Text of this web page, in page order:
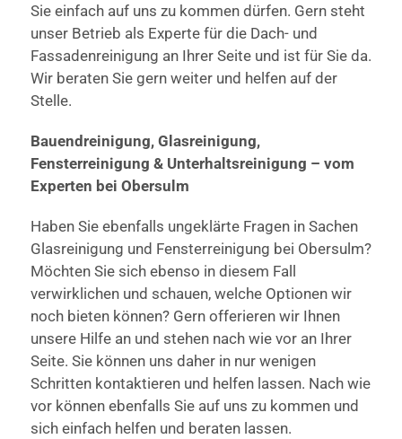
Sie einfach auf uns zu kommen dürfen. Gern steht
unser Betrieb als Experte für die Dach- und
Fassadenreinigung an Ihrer Seite und ist für Sie da.
Wir beraten Sie gern weiter und helfen auf der
Stelle.
Bauendreinigung, Glasreinigung,
Fensterreinigung & Unterhaltsreinigung – vom
Experten bei Obersulm
Haben Sie ebenfalls ungeklärte Fragen in Sachen
Glasreinigung und Fensterreinigung bei Obersulm?
Möchten Sie sich ebenso in diesem Fall
verwirklichen und schauen, welche Optionen wir
noch bieten können? Gern offerieren wir Ihnen
unsere Hilfe an und stehen nach wie vor an Ihrer
Seite. Sie können uns daher in nur wenigen
Schritten kontaktieren und helfen lassen. Nach wie
vor können ebenfalls Sie auf uns zu kommen und
sich einfach helfen und beraten lassen.